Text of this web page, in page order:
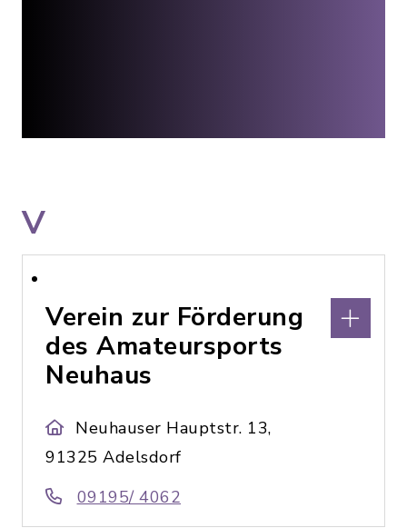
V
Verein zur Förderung
des Amateursports
Neuhaus
Neuhauser Hauptstr. 13,
91325 Adelsdorf
09195/ 4062